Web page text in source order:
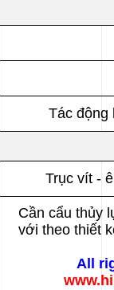
Tác động
Trục vít -
Cần cẩu thủy
với theo thiết
All